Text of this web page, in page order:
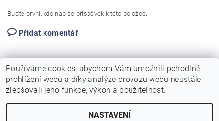
Buďte první, kdo napíše příspěvek k této položce.
Přidat komentář
Používáme cookies, abychom Vám umožnili pohodlné
prohlížení webu a díky analýze provozu webu neustále
zlepšovali jeho funkce, výkon a použitelnost.
NASTAVENÍ